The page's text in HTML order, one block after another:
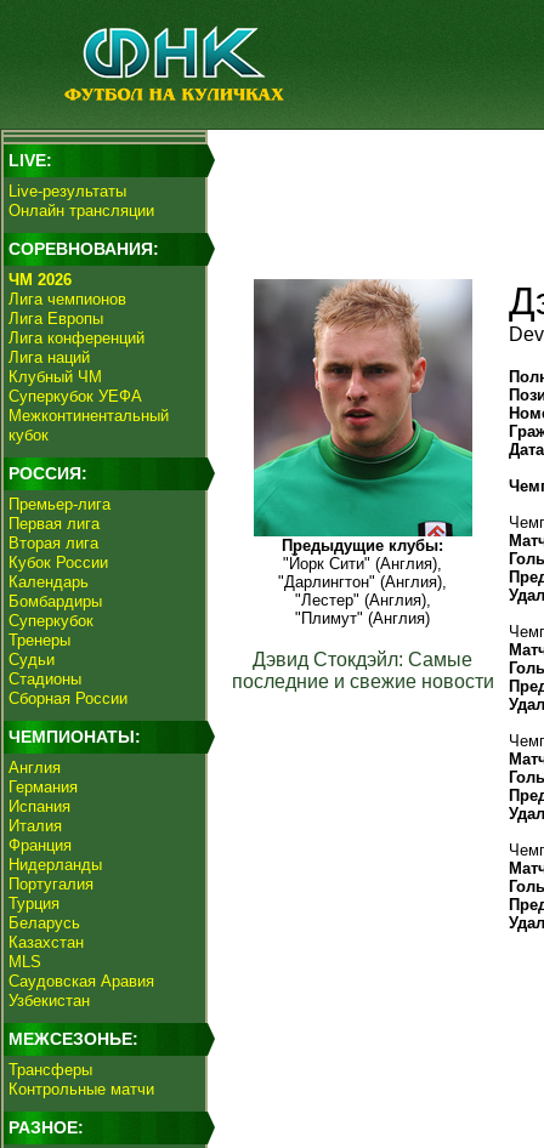
LIVE:
Live-результаты
Онлайн трансляции
СОРЕВНОВАНИЯ:
ЧМ 2026
Лига чемпионов
Лига Европы
Лига конференций
Лига наций
Клубный ЧМ
Суперкубок УЕФА
Межконтинентальный
кубок
РОССИЯ:
Премьер-лига
Первая лига
Вторая лига
Кубок России
Календарь
Бомбардиры
Суперкубок
Тренеры
Судьи
Стадионы
Сборная России
ЧЕМПИОНАТЫ:
Англия
Германия
Испания
Италия
Франция
Нидерланды
Португалия
Турция
Беларусь
Казахстан
MLS
Саудовская Аравия
Узбекистан
МЕЖСЕЗОНЬЕ:
Трансферы
Контрольные матчи
РАЗНОЕ:
Предыдущие клубы:
"Йорк Сити" (Англия),
"Дарлингтон" (Англия),
"Лестер" (Англия),
"Плимут" (Англия)
Дэвид Стокдэйл: Самые
последние и свежие новости